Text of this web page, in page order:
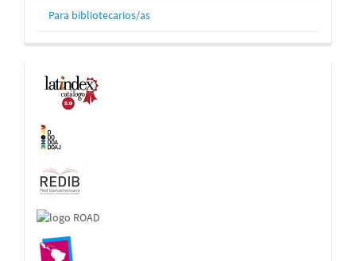
Para bibliotecarios/as
Indexaciones